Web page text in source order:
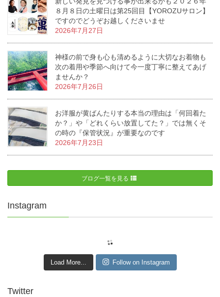
８月８日の土曜日は第25回目【YOROZUサロン】
ですのでどうぞお越しくださいませ
2026年7月27日
神様の前で身も心も清めるように大切なお着物も
次の着用や季節へ向けて今一度丁寧に整えてあげ
ませんか？
2026年7月26日
お洋服が黄ばんたりする本当の理由は「何回着た
か？」や「どれくらい放置してた？」では無くそ
の時の『保管状況』が重要なのです
2026年7月23日
ブログ一覧を見る
Instagram
Load More... Follow on Instagram
Twitter